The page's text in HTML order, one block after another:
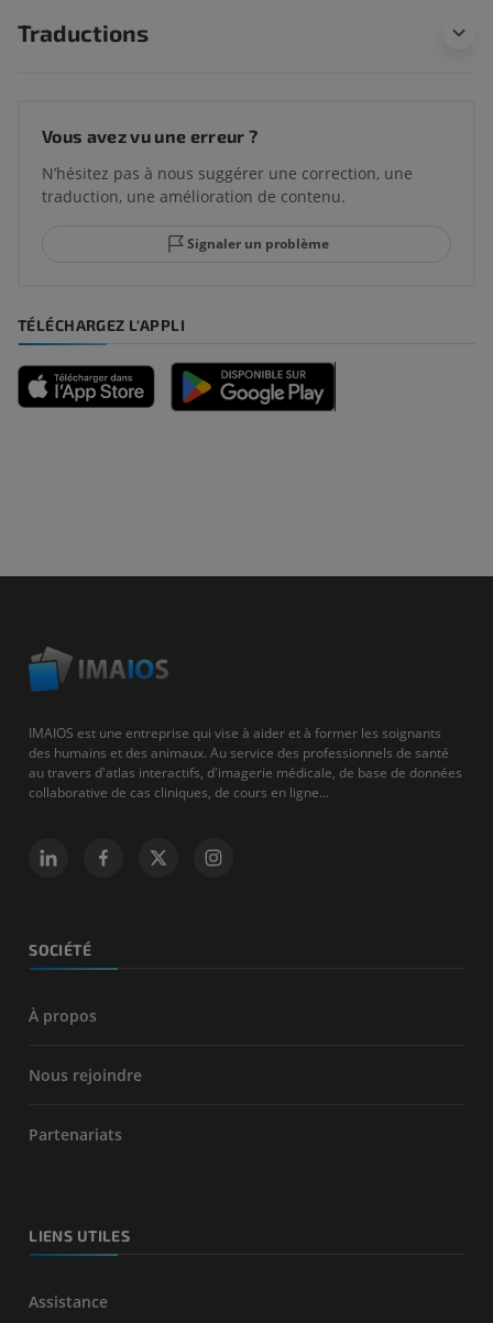
Traductions
Vous avez vu une erreur ?
N’hésitez pas à nous suggérer une correction, une
traduction, une amélioration de contenu.
Signaler un problème
TÉLÉCHARGEZ L'APPLI
IMAIOS est une entreprise qui vise à aider et à former les soignants
des humains et des animaux. Au service des professionnels de santé
au travers d'atlas interactifs, d'imagerie médicale, de base de données
collaborative de cas cliniques, de cours en ligne...
SOCIÉTÉ
À propos
Nous rejoindre
Partenariats
LIENS UTILES
Assistance